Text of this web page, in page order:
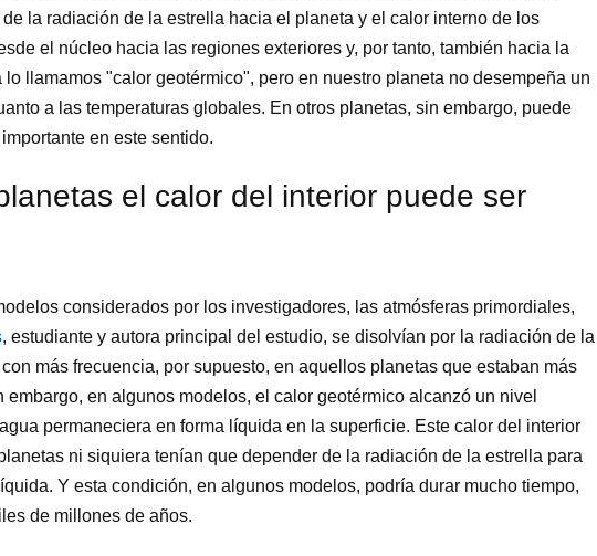
la radiación de la estrella hacia el planeta y el calor interno de los
el núcleo hacia las regiones exteriores y, por tanto, también hacia la
llamamos "calor geotérmico", pero en nuestro planeta no desempeña un
a las temperaturas globales. En otros planetas, sin embargo, puede
en este sentido.
el calor del interior puede ser
considerados por los investigadores, las atmósferas primordiales,
, estudiante y autora principal del estudio, se disolvían por la radiación de la
más frecuencia, por supuesto, en aquellos planetas que estaban más
embargo, en algunos modelos, el calor geotérmico alcanzó un nivel
permaneciera en forma líquida en la superficie. Este calor del interior
ni siquiera tenían que depender de la radiación de la estrella para
Y esta condición, en algunos modelos, podría durar mucho tiempo,
de millones de años.